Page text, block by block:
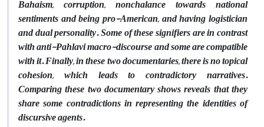
Bahaism, corruption, nonchalance towards national
sentiments and being pro-American, and having logistician
and dual personality. Some of these signifiers are in contrast
with anti-Pahlavi macro-discourse and some are compatible
with it. Finally, in these two documentaries, there is no topical
cohesion, which leads to contradictory narratives.
Comparing these two documentary shows reveals that they
share some contradictions in representing the identities of
discursive agents.